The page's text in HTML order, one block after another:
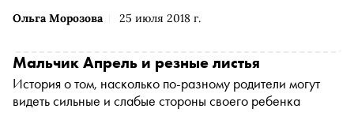
Ольга Морозова 25 июля 2018 г.
поступлении в МГУ имени Ломоносова
Мальчик Апрель и резные листья
История о том, насколько по-разному родители могут
видеть сильные и слабые стороны своего ребенка